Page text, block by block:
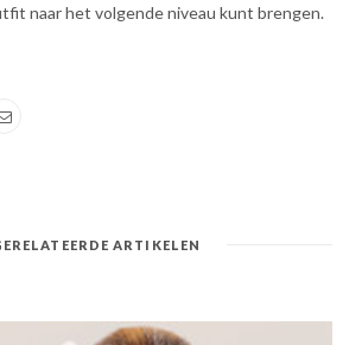
naar het volgende niveau kunt brengen.
ARTIKELEN